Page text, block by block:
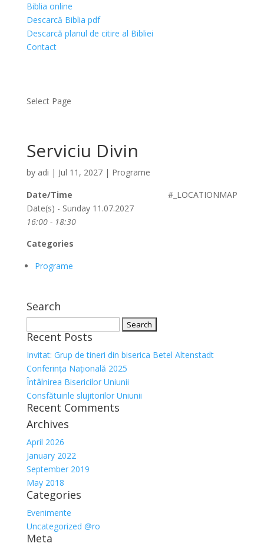
Biblia online
Descarcă Biblia pdf
Descarcă planul de citire al Bibliei
Contact
Select Page
Serviciu Divin
by adi | Jul 11, 2027| Programe
#_LOCATIONMAP
Date/Time
Date(s) - Sunday 11.07.2027
16:00 - 18:30
Categories
Programe
Search
for:
Recent Posts
Invitat: Grup de tineri din biserica Betel Altenstadt
Conferința Națională 2025
Întâlnirea Bisericilor Uniunii
Consfătuirile slujitorilor Uniunii
Recent Comments
Archives
April 2026
January 2022
September 2019
May 2018
Categories
Evenimente
Uncategorized @ro
Meta